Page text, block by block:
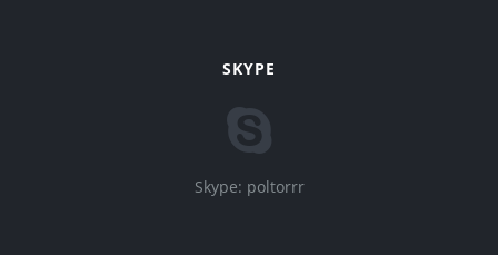
SKYPE
Skype: poltorrr